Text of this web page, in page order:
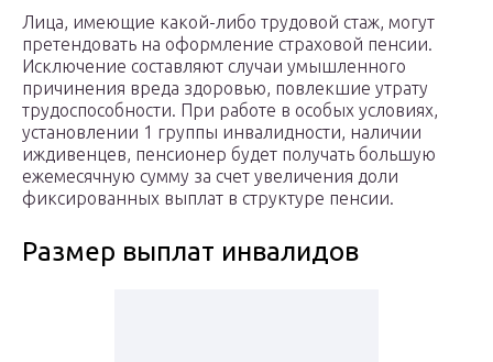
Лица, имеющие какой-либо трудовой стаж, могут
претендовать на оформление страховой пенсии.
Исключение составляют случаи умышленного
причинения вреда здоровью, повлекшие утрату
трудоспособности. При работе в особых условиях,
установлении 1 группы инвалидности, наличии
иждивенцев, пенсионер будет получать большую
ежемесячную сумму за счет увеличения доли
фиксированных выплат в структуре пенсии.
Размер выплат инвалидов